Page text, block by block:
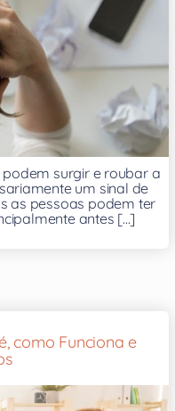
surgir e roubar a
um sinal de
as pessoas podem ter
antes [...]
como Funciona e